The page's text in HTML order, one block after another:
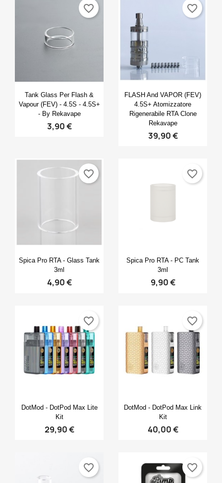
Anteprima
Tank Glass Per Flash &
Vapour (FEV) - 4.5S - 4.5S+
- By Rekavape
3,90 €
favorite_border
Anteprima
FLASH And VAPOR (FEV)
4.5S+ Atomizzatore
Rigenerabile RTA Clone
Rekavape
39,90 €
favorite_border
Anteprima
Spica Pro RTA - Glass Tank
3ml
4,90 €
favorite_border
Anteprima
Spica Pro RTA - PC Tank
3ml
9,90 €
favorite_border
 Anteprima
DotMod - DotPod Max Lite
Kit
29,90 €
favorite_border
 Anteprima
DotMod - DotPod Max Link
Kit
40,00 €
favorite_border
favorite_border favorite_border